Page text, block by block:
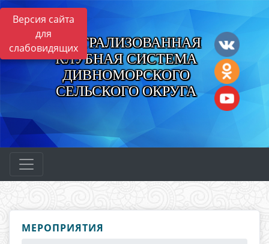
Версия сайта
для
слабовидящихЦЕНТРАЛИЗОВАННАЯ
КЛУБНАЯ СИСТЕМА
ДИВНОМОРСКОГО
СЕЛЬСКОГО ОКРУГА
МЕРОПРИЯТИЯ